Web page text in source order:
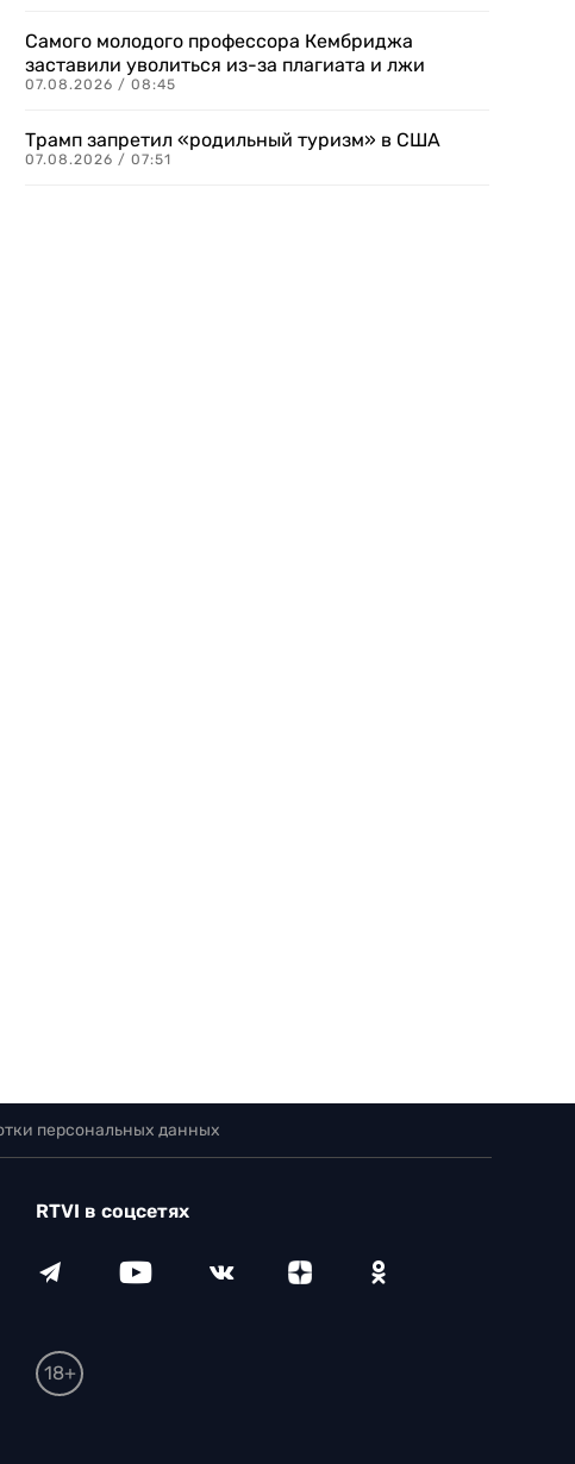
Самого молодого профессора Кембриджа
заставили уволиться из-за плагиата и лжи
07.08.2026 / 08:45
Трамп запретил «родильный туризм» в США
07.08.2026 / 07:51
персональных данных
RTVI в соцсетях
18+